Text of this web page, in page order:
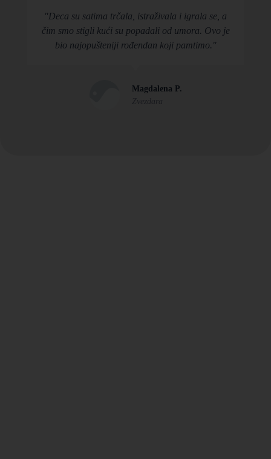
"Deca su satima trčala, istraživala i igrala se, a
čim smo stigli kući su popadali od umora. Ovo je
bio najopušteniji rođendan koji pamtimo."
Magdalena P.
Zvezdara